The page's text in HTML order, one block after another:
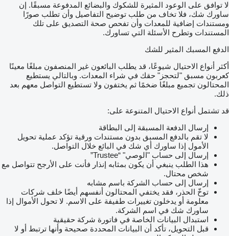
لا توافق على الوعود المثيرة للشكوك والبضائع المدفوعة مسبقًا. إن
ساورك شك، فلا تخاف من طلب توضيح التفاصيل وأن تطلب صورًا
ومستندات إضافية للمعدات وأن تفحص صحة التصديق على تلك
المستندات وتطرح الأسئلة التي تساورك.
الدفع المسبك المثير للشك
أكثر أنواع الاحتيال شيوعًا، قد يطلب البائعون غير المنصفون مبلغًا معينًا
كعربون مسبق "لتحجز" حقك في شراء المعدات. وبالتالي يستطيع
المحتالون تجميع مبلغًا ضخمًا ثم يختفون ولا تستطيع التواصل معهم بعد
ذلك.
قد تشتمل أنواع الاحتيال المتنوعة على:
إرسال الدفعة المسبقة إلى البطاقة
لا تقم بالدفع المسبق بدون مستندات ورقية تؤكد عملية تحويل
الأمول إذا ساورك أي شك في البائع خلال التواصل.
إرسال إلى حساب "الوصي" “Trustee”
هذا الطلب ينبغي أن يكون بمثابه إنذار فأنت على الأرجح تتواصل مع
شخص محتال.
إرسال إلى حساب الشركة باسم مشابه
توخّ الحذر، فقد يختفي المحتالون أنفسهم أيضًا خلف شركات
معلومة أو يدخلون تغييرات طفيفة على الاسم. لا تحول الأموال إذا
ساورك شك في اسم الشركة.
استبدال البيانات الخاصة في فاتورة شركة حقيقية
قبل التحويل، تأكد أن البيانات المحددة صحيحة وأنها ترتبط أو لا